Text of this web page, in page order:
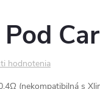
hodnotenia
(nekompatibilná s